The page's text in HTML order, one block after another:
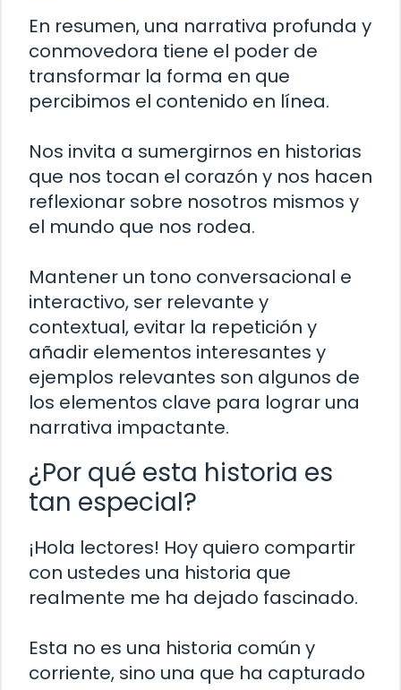
En resumen, una narrativa profunda y
conmovedora tiene el poder de
transformar la forma en que
percibimos el contenido en línea.
Nos invita a sumergirnos en historias
que nos tocan el corazón y nos hacen
reflexionar sobre nosotros mismos y
el mundo que nos rodea.
Mantener un tono conversacional e
interactivo, ser relevante y
contextual, evitar la repetición y
añadir elementos interesantes y
ejemplos relevantes son algunos de
los elementos clave para lograr una
narrativa impactante.
¿Por qué esta historia es
tan especial?
¡Hola lectores! Hoy quiero compartir
con ustedes una historia que
realmente me ha dejado fascinado.
Esta no es una historia común y
corriente, sino una que ha capturado